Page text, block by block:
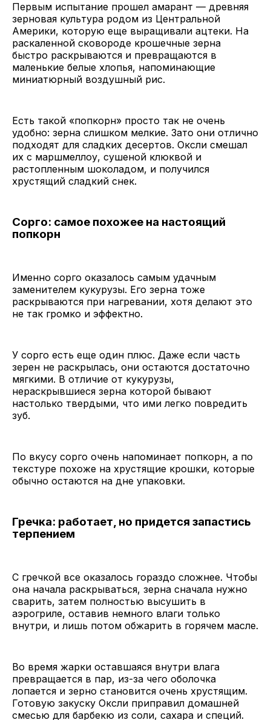
Первым испытание прошел амарант — древняя
зерновая культура родом из Центральной
Америки, которую еще выращивали ацтеки. На
раскаленной сковороде крошечные зерна
быстро раскрываются и превращаются в
маленькие белые хлопья, напоминающие
миниатюрный воздушный рис.
Есть такой «попкорн» просто так не очень
удобно: зерна слишком мелкие. Зато они отлично
подходят для сладких десертов. Оксли смешал
их с маршмеллоу, сушеной клюквой и
растопленным шоколадом, и получился
хрустящий сладкий снек.
Сорго: самое похожее на настоящий
попкорн
Именно сорго оказалось самым удачным
заменителем кукурузы. Его зерна тоже
раскрываются при нагревании, хотя делают это
не так громко и эффектно.
У сорго есть еще один плюс. Даже если часть
зерен не раскрылась, они остаются достаточно
мягкими. В отличие от кукурузы,
нераскрывшиеся зерна которой бывают
настолько твердыми, что ими легко повредить
зуб.
По вкусу сорго очень напоминает попкорн, а по
текстуре похоже на хрустящие крошки, которые
обычно остаются на дне упаковки.
Гречка: работает, но придется запастись
терпением
С гречкой все оказалось гораздо сложнее. Чтобы
она начала раскрываться, зерна сначала нужно
сварить, затем полностью высушить в
аэрогриле, оставив немного влаги только
внутри, и лишь потом обжарить в горячем масле.
Во время жарки оставшаяся внутри влага
превращается в пар, из-за чего оболочка
лопается и зерно становится очень хрустящим.
Готовую закуску Оксли приправил домашней
смесью для барбекю из соли, сахара и специй.